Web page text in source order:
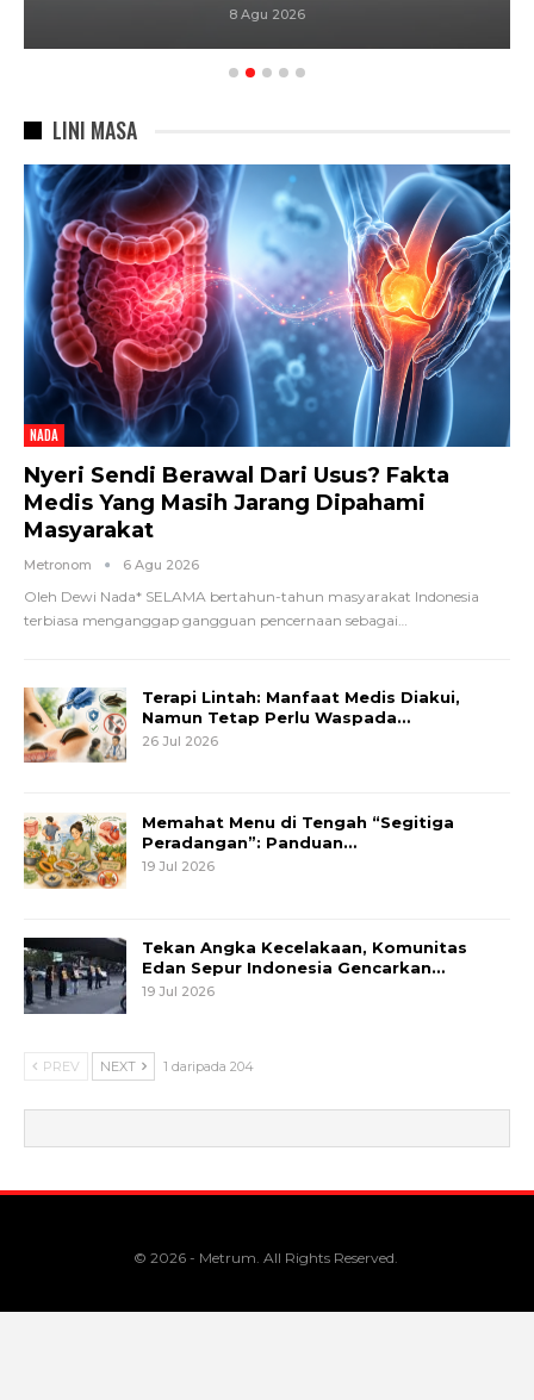
8 Agu 2026
LINI MASA
NADA
Nyeri Sendi Berawal Dari Usus? Fakta
Medis Yang Masih Jarang Dipahami
Masyarakat
Metronom 6 Agu 2026
Oleh Dewi Nada* SELAMA bertahun-tahun masyarakat Indonesia
terbiasa menganggap gangguan pencernaan sebagai
Terapi Lintah: Manfaat Medis Diakui,
Namun Tetap Perlu Waspada…
26 Jul 2026
Memahat Menu di Tengah “Segitiga
Peradangan”: Panduan…
19 Jul 2026
Tekan Angka Kecelakaan, Komunitas
Edan Sepur Indonesia Gencarkan…
19 Jul 2026
PREV NEXT 1 daripada 204
© 2026 - Metrum. All Rights Reserved.